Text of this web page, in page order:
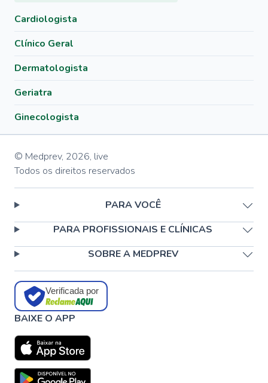
Cardiologista
Clínico Geral
Dermatologista
Geriatra
Ginecologista
© Medprev, 2026, live
Todos os direitos reservados
PARA VOCÊ
PARA PROFISSIONAIS E CLÍNICAS
SOBRE A MEDPREV
Verificada por
BAIXE O APP